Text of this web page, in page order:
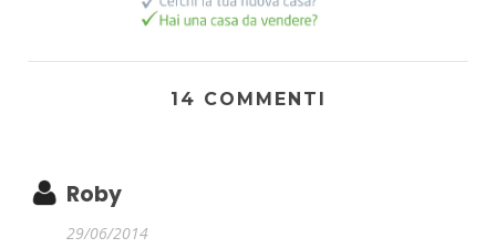
14 COMMENTI
Roby
29/06/2014